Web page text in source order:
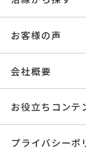
お客様の声
会社概要
お役立ちコンテ
プライバシーポ